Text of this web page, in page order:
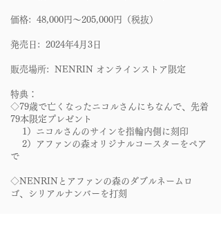
価格: 48,000円〜205,000円（税抜）
発売日: 2024年4月3日
販売場所: NENRIN オンラインストア限定
特典：
◇79歳で亡くなったニコルさんにちなんで、先着
79本限定プレゼント
1）ニコルさんのサインを指輪内側に刻印
2）アファンの森オリジナルコースターをペア
で
◇NENRINとアファンの森のダブルネームロ
ゴ、シリアルナンバーを打刻